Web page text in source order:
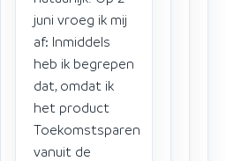
juni vroeg ik mij
af: Inmiddels
heb ik begrepen
dat, omdat ik
het product
Toekomstsparen
vanuit de